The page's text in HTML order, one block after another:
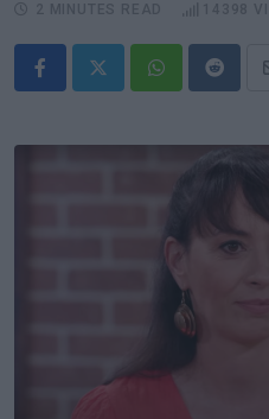
WhatsappReddit